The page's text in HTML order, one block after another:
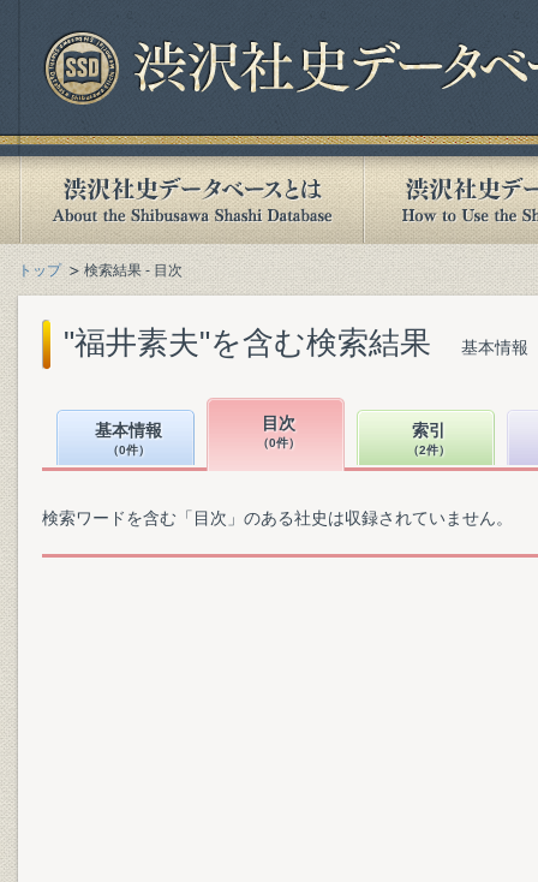
トップ 検索結果 - 目次
"福井素夫"を含む検索結果 基本情報
基本情報
（0件）
目次
（0件）
索引
（2件）
検索ワードを含む「目次」のある社史は収録されていません。